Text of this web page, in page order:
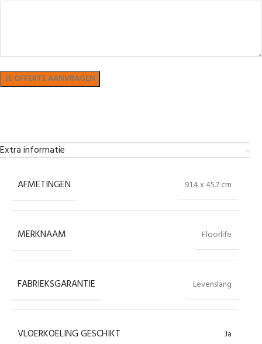
Extra informatie
AFMETINGEN 91.4 x 45.7 cm
MERKNAAM Floorlife
FABRIEKSGARANTIE Levenslang
VLOERKOELING GESCHIKT Ja